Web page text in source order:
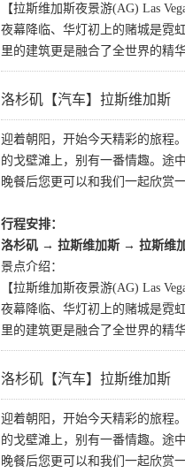
【拉斯维加斯夜景游(AG) Las
夜幕降临、华灯初上的赌城是霓
里的建筑更是融合了全世界的精
洛杉矶【汽车】拉斯维加斯
迎着朝阳，开始今天精彩的旅程
的戈壁滩上，别有一番情趣。途
晚餐后您更可以和我们一起欣赏
行程安排：
洛杉矶 → 拉斯维加斯 → 拉斯维
景点介绍：
【拉斯维加斯夜景游(AG) Las
夜幕降临、华灯初上的赌城是霓
里的建筑更是融合了全世界的精
洛杉矶【汽车】拉斯维加斯
迎着朝阳，开始今天精彩的旅程
的戈壁滩上，别有一番情趣。途
晚餐后您更可以和我们一起欣赏